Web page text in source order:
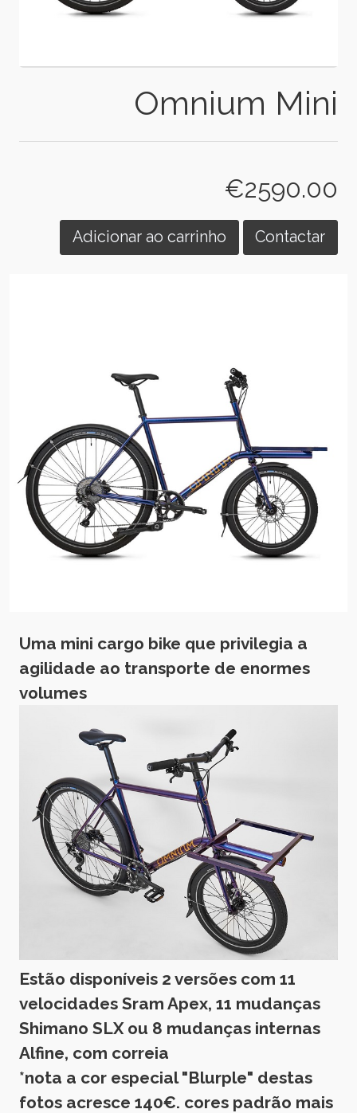
Omnium Mini
€2590.00
Adicionar ao carrinho Contactar
Uma mini cargo bike que privilegia a
agilidade ao transporte de enormes
volumes
Estão disponíveis 2 versões com 11
velocidades Sram Apex, 11 mudanças
Shimano SLX ou 8 mudanças internas
Alfine, com correia
*nota a cor especial "Blurple" destas
fotos acresce 140€. cores padrão mais